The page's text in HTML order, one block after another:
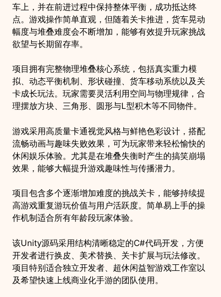
车上，并在前进过程中保持整体平衡，成功抵达终
点。游戏操作简单直观，但随着关卡推进，货车晃动
幅度与堆叠难度会不断增加，能够有效提升玩家挑战
欲望与长期留存率。
项目拥有完整物理堆叠核心系统，包括真实重力模
拟、动态平衡机制、形状碰撞、货车移动系统以及关
卡成长玩法。玩家需要灵活利用空间与物理规律，合
理摆放方块、三角形、圆形与L型积木等不同物件。
游戏采用高质量卡通视觉风格与鲜艳色彩设计，搭配
流畅动画与趣味失败效果，可为玩家带来轻松愉快的
休闲娱乐体验。尤其是在堆叠失衡时产生的搞笑崩塌
效果，能够大幅提升游戏趣味性与传播潜力。
项目包含多个逐渐增加难度的挑战关卡，能够持续提
高游戏重复游玩价值与用户活跃度。简单易上手的操
作机制适合所有年龄段玩家体验。
该Unity源码采用结构清晰稳定的C#代码开发，方便
开发者进行换皮、美术替换、关卡扩展与玩法修改。
项目特别适合独立开发者、超休闲益智游戏工作室以
及希望快速上线商业化手游的团队使用。